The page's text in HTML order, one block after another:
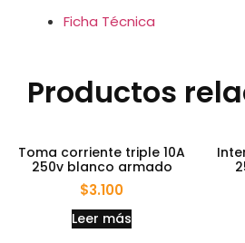
Ficha Técnica
Productos
Toma corriente triple 10A
250v blanco armado
$3.100
Leer más